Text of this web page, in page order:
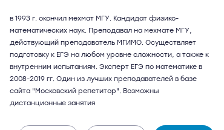
в 1993 г. окончил мехмат МГУ. Кандидат физико-
математических наук. Преподавал на мехмате МГУ,
действующий преподаватель МГИМО. Осуществляет
подготовку к ЕГЭ на любом уровне сложности, а также к
внутренним испытаниям. Эксперт ЕГЭ по математике в
2008-2019 гг. Один из лучших преподавателей в базе
сайта "Московский репетитор". Возможны
дистанционные занятия